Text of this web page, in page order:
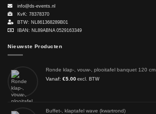
info@ds-events.nl
KvK: 78378370
BTW: NL861368289B01
IBAN: NL89ABNA 0529163349
Nieuwste Producten
Ronde klap-, vouw-, plooitafel banquet 120 cm
Vanaf: €5.00 excl. BTW
Buffet-, klaptafel wave (kwartrond)